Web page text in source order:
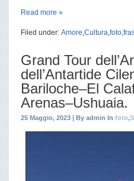
Read more »
Filed under: Amore,Cultura,foto,
Grand Tour
dell’Antartide
Bariloche–El
Arenas–Ushuaia.
25 Maggio, 2023 | By admin In foto,